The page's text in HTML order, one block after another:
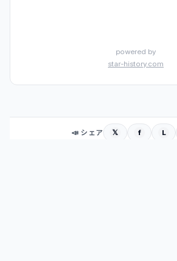
powered by
star-history.com
📣 シェア 𝕏 f L